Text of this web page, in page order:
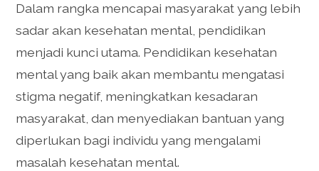
Dalam rangka mencapai masyarakat yang lebih
sadar akan kesehatan mental, pendidikan
menjadi kunci utama. Pendidikan kesehatan
mental yang baik akan membantu mengatasi
stigma negatif, meningkatkan kesadaran
masyarakat, dan menyediakan bantuan yang
diperlukan bagi individu yang mengalami
masalah kesehatan mental.